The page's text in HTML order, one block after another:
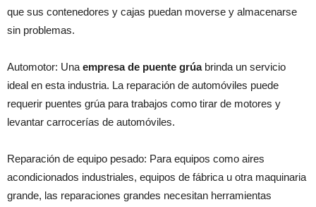
que sus contenedores y cajas puedan moverse y almacenarse
sin problemas.
Automotor: Una empresa de puente grúa brinda un servicio
ideal en esta industria. La reparación de automóviles puede
requerir puentes grúa para trabajos como tirar de motores y
levantar carrocerías de automóviles.
Reparación de equipo pesado: Para equipos como aires
acondicionados industriales, equipos de fábrica u otra maquinaria
grande, las reparaciones grandes necesitan herramientas